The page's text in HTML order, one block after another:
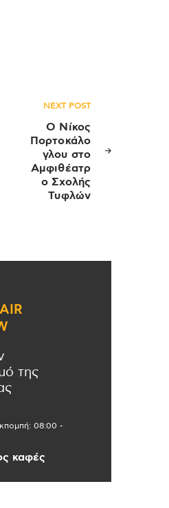
NEXT POST
Ο Νίκος
Πορτοκάλο
γλου στο
Αμφιθέατρ
ο Σχολής
Τυφλών
της
08:00 -
καφές